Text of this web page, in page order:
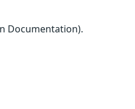
Documentation).